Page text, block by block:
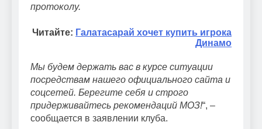
протоколу.
Читайте: Галатасарай хочет купить игрока
Динамо
Мы будем держать вас в курсе ситуации
посредствам нашего официального сайта и
соцсетей. Берегите себя и строго
придерживайтесь рекомендаций МОЗ!“, –
сообщается в заявлении клуба.